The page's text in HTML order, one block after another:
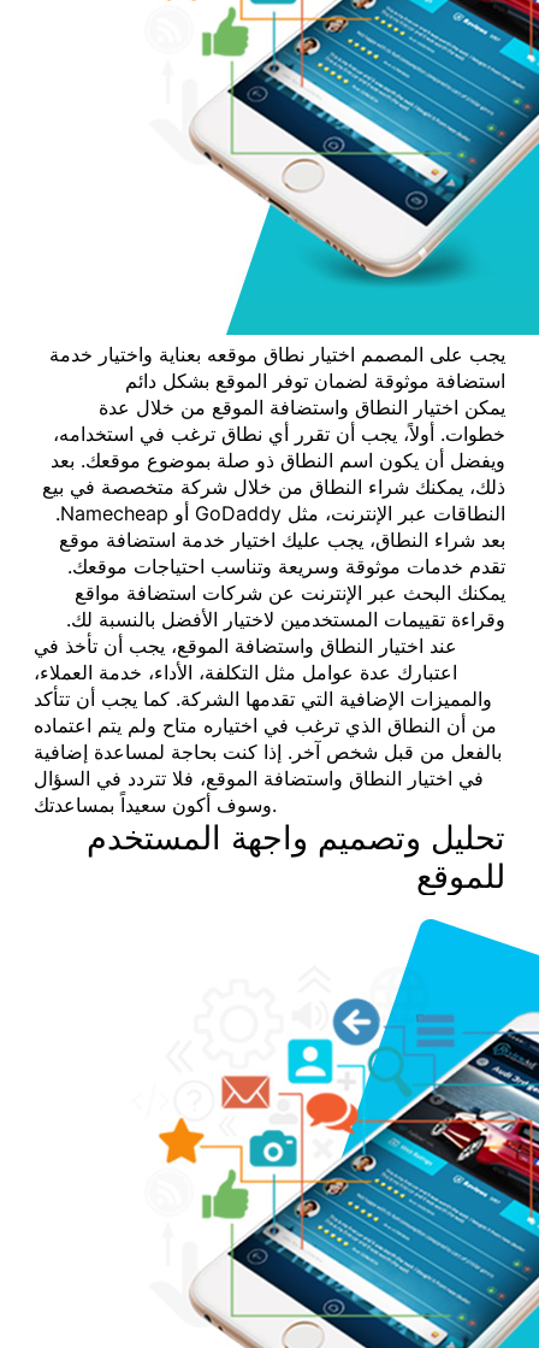
يجب على المصمم اختيار نطاق موقعه بعناية واختيار خدمة
استضافة موثوقة لضمان توفر الموقع بشكل دائم
يمكن اختيار النطاق واستضافة الموقع من خلال عدة
خطوات. أولاً، يجب أن تقرر أي نطاق ترغب في استخدامه،
ويفضل أن يكون اسم النطاق ذو صلة بموضوع موقعك. بعد
ذلك، يمكنك شراء النطاق من خلال شركة متخصصة في بيع
النطاقات عبر الإنترنت، مثل GoDaddy أو Namecheap.
بعد شراء النطاق، يجب عليك اختيار خدمة استضافة موقع
تقدم خدمات موثوقة وسريعة وتناسب احتياجات موقعك.
يمكنك البحث عبر الإنترنت عن شركات استضافة مواقع
وقراءة تقييمات المستخدمين لاختيار الأفضل بالنسبة لك.
عند اختيار النطاق واستضافة الموقع، يجب أن تأخذ في
اعتبارك عدة عوامل مثل التكلفة، الأداء، خدمة العملاء،
والمميزات الإضافية التي تقدمها الشركة. كما يجب أن تتأكد
من أن النطاق الذي ترغب في اختياره متاح ولم يتم اعتماده
بالفعل من قبل شخص آخر. إذا كنت بحاجة لمساعدة إضافية
في اختيار النطاق واستضافة الموقع، فلا تتردد في السؤال
وسوف أكون سعيداً بمساعدتك.
تحليل وتصميم واجهة المستخدم
للموقع